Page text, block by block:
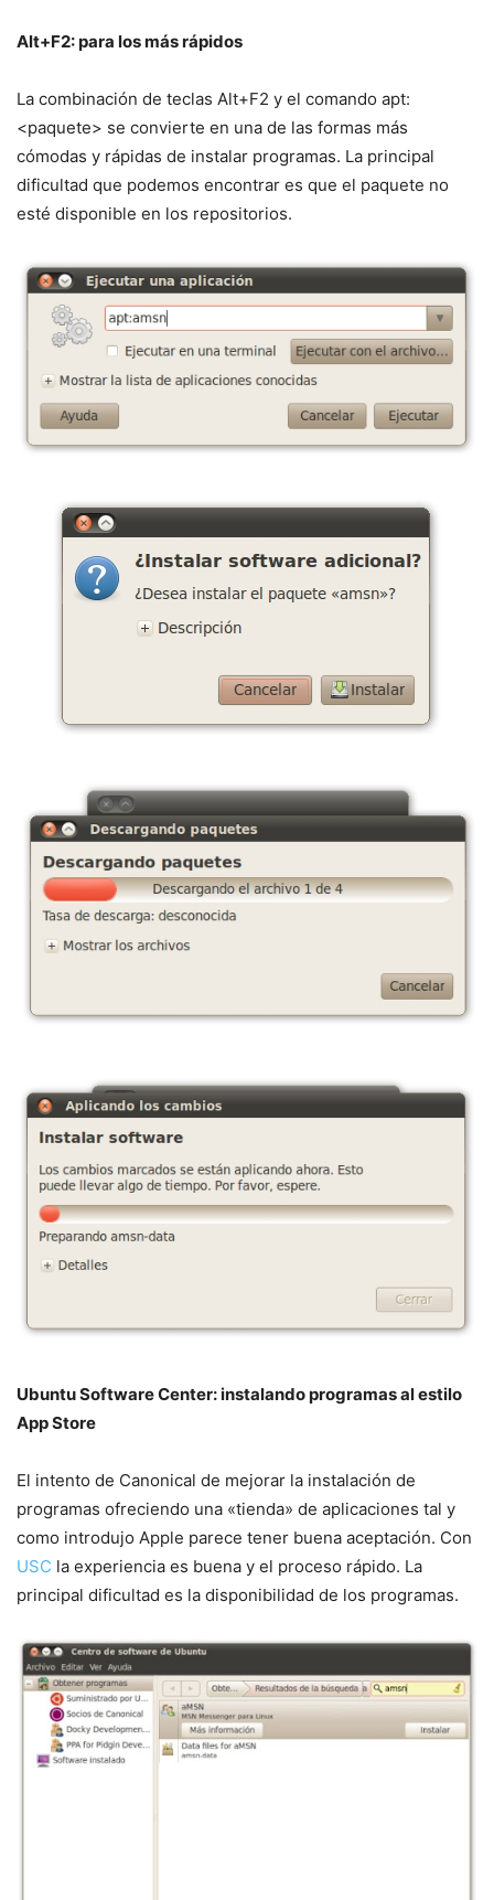
Alt+F2: para los más rápidos
La combinación de teclas Alt+F2 y el comando apt:
<paquete> se convierte en una de las formas más
cómodas y rápidas de instalar programas. La principal
dificultad que podemos encontrar es que el paquete no
esté disponible en los repositorios.
Ubuntu Software Center: instalando programas al estilo
App Store
El intento de Canonical de mejorar la instalación de
programas ofreciendo una «tienda» de aplicaciones tal y
como introdujo Apple parece tener buena aceptación. Con
USC la experiencia es buena y el proceso rápido. La
principal dificultad es la disponibilidad de los programas.